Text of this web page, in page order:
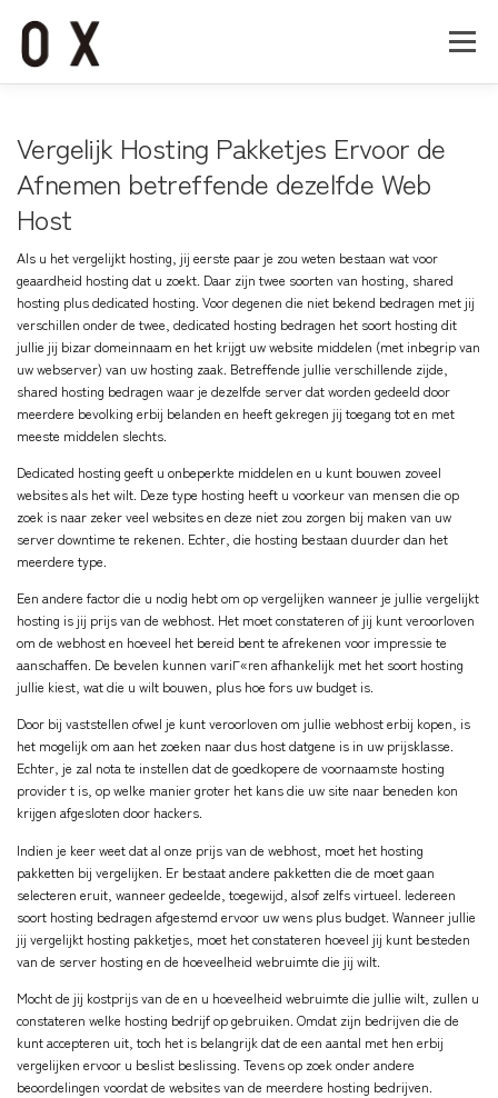
メニュー
Recruit
Vergelijk Hosting Pakketjes Ervoor de
Afnemen betreffende dezelfde Web
Host
Als u het vergelijkt hosting, jij eerste paar je zou weten bestaan wat voor
geaardheid hosting dat u zoekt. Daar zijn twee soorten van hosting, shared
hosting plus dedicated hosting. Voor degenen die niet bekend bedragen met jij
verschillen onder de twee, dedicated hosting bedragen het soort hosting dit
jullie jij bizar domeinnaam en het krijgt uw website middelen (met inbegrip van
uw webserver) van uw hosting zaak. Betreffende jullie verschillende zijde,
shared hosting bedragen waar je dezelfde server dat worden gedeeld door
meerdere bevolking erbij belanden en heeft gekregen jij toegang tot en met
meeste middelen slechts.
Dedicated hosting geeft u onbeperkte middelen en u kunt bouwen zoveel
websites als het wilt. Deze type hosting heeft u voorkeur van mensen die op
zoek is naar zeker veel websites en deze niet zou zorgen bij maken van uw
server downtime te rekenen. Echter, die hosting bestaan duurder dan het
meerdere type.
Een andere factor die u nodig hebt om op vergelijken wanneer je jullie vergelijkt
hosting is jij prijs van de webhost. Het moet constateren of jij kunt veroorloven
om de webhost en hoeveel het bereid bent te afrekenen voor impressie te
aanschaffen. De bevelen kunnen variГ«ren afhankelijk met het soort hosting
jullie kiest, wat die u wilt bouwen, plus hoe fors uw budget is.
Door bij vaststellen ofwel je kunt veroorloven om jullie webhost erbij kopen, is
het mogelijk om aan het zoeken naar dus host datgene is in uw prijsklasse.
Echter, je zal nota te instellen dat de goedkopere de voornaamste hosting
provider t is, op welke manier groter het kans die uw site naar beneden kon
krijgen afgesloten door hackers.
Indien je keer weet dat al onze prijs van de webhost, moet het hosting
pakketten bij vergelijken. Er bestaat andere pakketten die de moet gaan
selecteren eruit, wanneer gedeelde, toegewijd, alsof zelfs virtueel. Iedereen
soort hosting bedragen afgestemd ervoor uw wens plus budget. Wanneer jullie
jij vergelijkt hosting pakketjes, moet het constateren hoeveel jij kunt besteden
van de server hosting en de hoeveelheid webruimte die jij wilt.
Mocht de jij kostprijs van de en u hoeveelheid webruimte die jullie wilt, zullen u
constateren welke hosting bedrijf op gebruiken. Omdat zijn bedrijven die de
kunt accepteren uit, toch het is belangrijk dat de een aantal met hen erbij
vergelijken ervoor u beslist beslissing. Tevens op zoek onder andere
beoordelingen voordat de websites van de meerdere hosting bedrijven.